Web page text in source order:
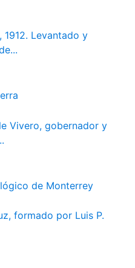
Levantado y
Vivero, gobernador y
de Monterrey
formado por Luis P.